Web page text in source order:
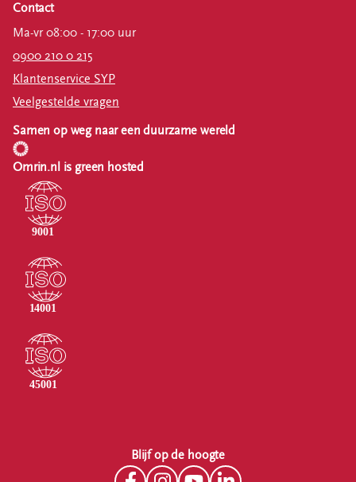
Contact
Ma-vr 08:00 - 17:00 uur
0900 210 0 215
Klantenservice SYP
Veelgestelde vragen
Samen op weg naar een duurzame wereld
Omrin.nl is green hosted
Blijf op de hoogte